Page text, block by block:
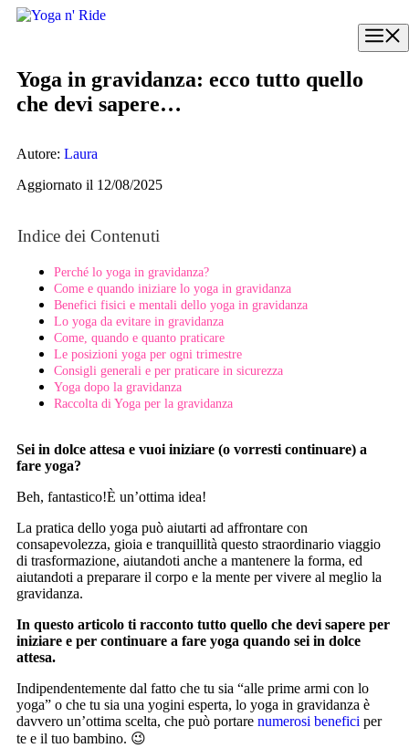
Vai
Yoga in gravidanza: ecco tutto quello
che devi sapere…
Autore: Laura
Aggiornato il 12/08/2025
Indice dei Contenuti
Perché lo yoga in gravidanza?
Come e quando iniziare lo yoga in gravidanza
Benefici fisici e mentali dello yoga in gravidanza
Lo yoga da evitare in gravidanza
Come, quando e quanto praticare
Le posizioni yoga per ogni trimestre
Consigli generali e per praticare in sicurezza
Yoga dopo la gravidanza
Raccolta di Yoga per la gravidanza
Sei in dolce attesa e vuoi iniziare (o vorresti continuare) a
fare yoga?
Beh, fantastico!È un’ottima idea!
La pratica dello yoga può aiutarti ad affrontare con
consapevolezza, gioia e tranquillità questo straordinario viaggio
di trasformazione, aiutandoti anche a mantenere la forma, ed
aiutandoti a preparare il corpo e la mente per vivere al meglio la
gravidanza.
In questo articolo ti racconto tutto quello che devi sapere per
iniziare e per continuare a fare yoga quando sei in dolce
attesa.
Indipendentemente dal fatto che tu sia “alle prime armi con lo
yoga” o che tu sia una yogini esperta, lo yoga in gravidanza è
davvero un’ottima scelta, che può portare numerosi benefici per
te e il tuo bambino. 😉